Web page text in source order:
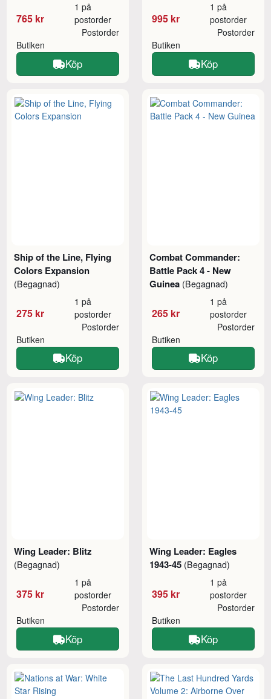
765 kr
1 på
postorder
Butiken
Postorder
Köp
995 kr
1 på
postorder
Butiken
Postorder
Köp
Ship of the Line, Flying
Colors Expansion
(Begagnad)
275 kr
1 på
postorder
Butiken
Postorder
Köp
Combat Commander:
Battle Pack 4 - New
Guinea (Begagnad)
265 kr
1 på
postorder
Butiken
Postorder
Köp
Wing Leader: Blitz
(Begagnad)
375 kr
1 på
postorder
Butiken
Postorder
Köp
Wing Leader: Eagles
1943-45 (Begagnad)
395 kr
1 på
postorder
Butiken
Postorder
Köp